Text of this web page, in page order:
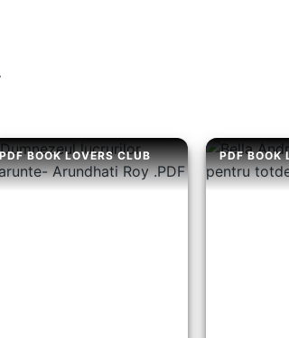
PDF BOOK LOVERS CLUB PDF BOOK